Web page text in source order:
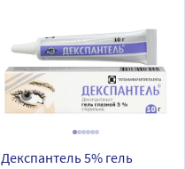
Декспантель 5% гель